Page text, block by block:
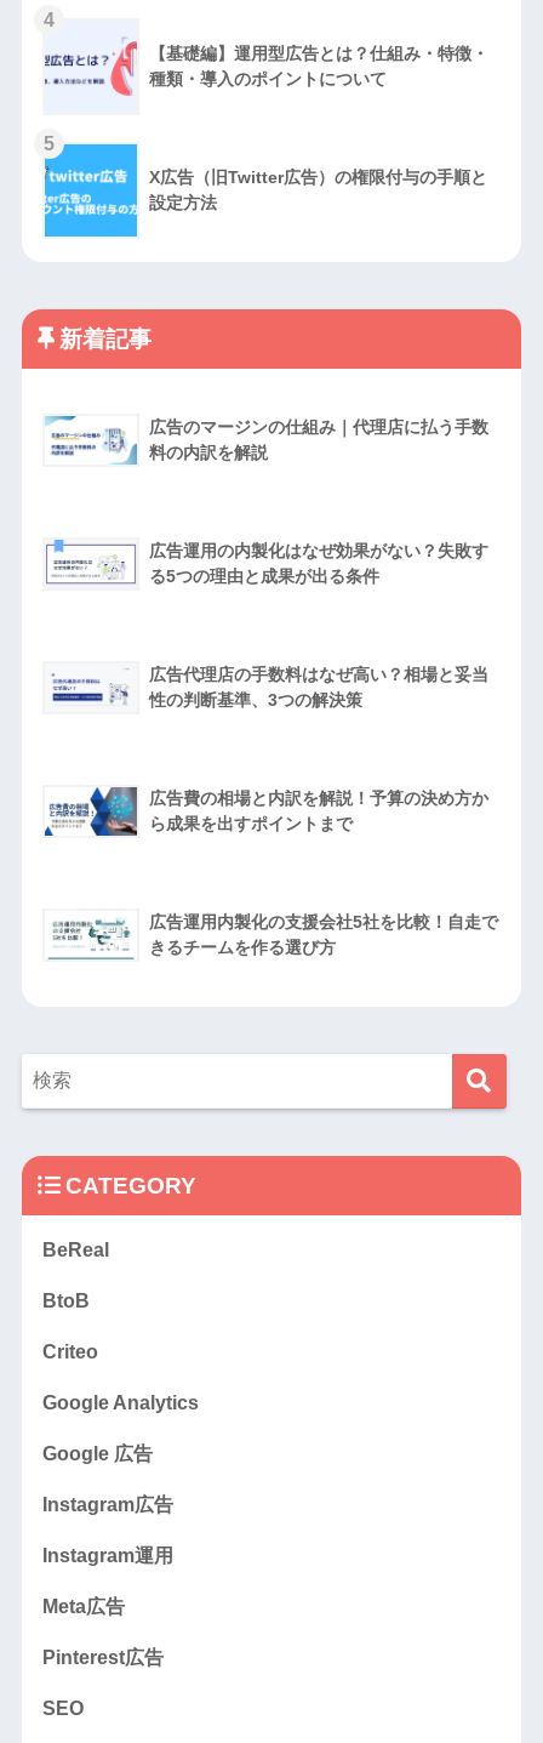
4
【基礎編】運用型広告とは？仕組み・特徴・
種類・導入のポイントについて
5
X広告（旧Twitter広告）の権限付与の手順と
設定方法
新着記事
広告のマージンの仕組み｜代理店に払う手数
料の内訳を解説
広告運用の内製化はなぜ効果がない？失敗す
る5つの理由と成果が出る条件
広告代理店の手数料はなぜ高い？相場と妥当
性の判断基準、3つの解決策
広告費の相場と内訳を解説！予算の決め方か
ら成果を出すポイントまで
広告運用内製化の支援会社5社を比較！自走で
きるチームを作る選び方
CATEGORY
BeReal
BtoB
Criteo
Google Analytics
Google 広告
Instagram広告
Instagram運用
Meta広告
Pinterest広告
SEO